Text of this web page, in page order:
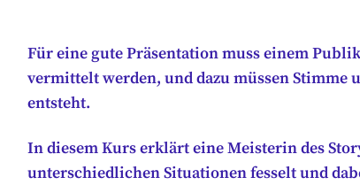
Für eine gute Präsentation muss einem
vermittelt werden, und dazu müssen Stimme
entsteht.
In diesem Kurs erklärt eine Meisterin des
unterschiedlichen Situationen fesselt und